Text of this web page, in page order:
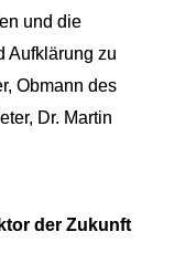
und die
Aufklärung zu
Obmann des
Dr. Martin
der Zukunft